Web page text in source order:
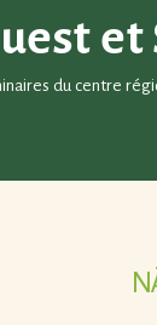
du centre